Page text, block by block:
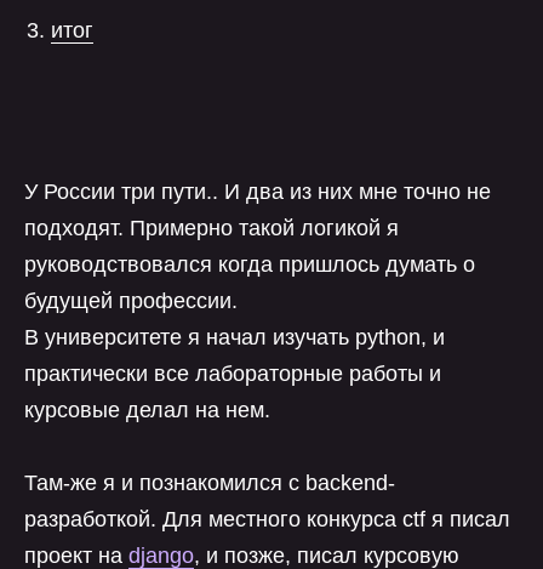
итог
У России три пути.. И два из них мне точно не
подходят. Примерно такой логикой я
руководствовался когда пришлось думать о
будущей профессии.
В университете я начал изучать python, и
практически все лабораторные работы и
курсовые делал на нем.
Там-же я и познакомился с backend-
разработкой. Для местного конкурса ctf я писал
проект на django, и позже, писал курсовую